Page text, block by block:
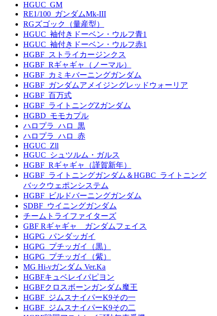
HGUC_GM
RE1/100_ガンダムMk-III
RGズゴック（量産型）
HGUC_袖付きドーベン・ウルフ青1
HGUC_袖付きドーベン・ウルフ赤1
HGBF_ストライカージンクス
HGBF_Rギャギャ（ノーマル）
HGBF_カミキバーニングガンダム
HGBF_ガンダムアメイジングレッドウォーリア
HGBF_百万式
HGBF_ライトニングZガンダム
HGBD_モモカプル
ハロプラ_ハロ_黒
ハロプラ_ハロ_赤
HGUC_Zll
HGUC_シュツルム・ガルス
HGBF_Rギャギャ（謹賀新年）
HGBF_ライトニングガンダム＆HGBC_ライトニング
バックウェポンシステム
HGBF_ビルドバーニングガンダム
SDBF_ウイニングガンダム
チームトライファイターズ
GBF Rギャギャ ガンダムフェイス
HGPG_パンダッガイ
HGPG_プチッガイ（黒）
HGPG_プチッガイ（紫）
MG Hi-νガンダム Ver.Ka
HGBFキュベレイパピヨン
HGBFクロスボーンガンダム魔王
HGBF_ジムスナイパーK9その一
HGBF_ジムスナイパーK9その二